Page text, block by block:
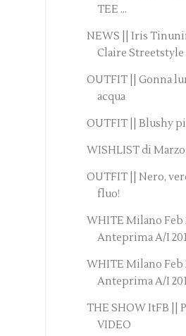
TEE ...
NEWS || Iris
Claire Streetstyle
OUTFIT || Gonna
acqua
OUTFIT || Blushy
WISHLIST di Marzo
OUTFIT || Nero,
fluo!
WHITE Milano Feb
Anteprima A/I
WHITE Milano Feb
Anteprima A/I
THE SHOW ItFB ||
VIDEO